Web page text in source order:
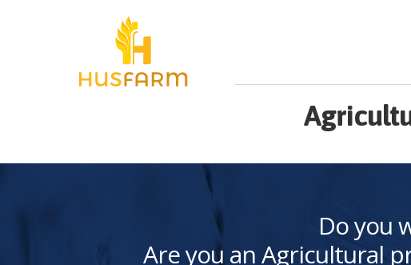
Do you
Are you an Agricultural